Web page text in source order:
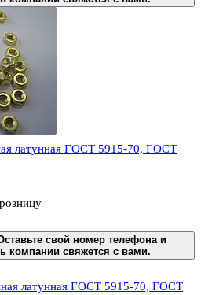
латунная ГОСТ 5915-70, ГОСТ
свой номер телефона и
компании свяжется с вами.
латунная ГОСТ 5915-70, ГОСТ